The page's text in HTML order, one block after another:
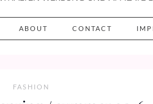
ABOUT CONTACT
FASHION